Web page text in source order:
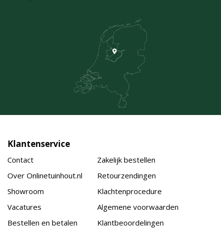
Klantenservice
Contact
Over Onlinetuinhout.nl
Showroom
Vacatures
Bestellen en betalen
Zakelijk bestellen
Retourzendingen
Klachtenprocedure
Algemene voorwaarden
Klantbeoordelingen